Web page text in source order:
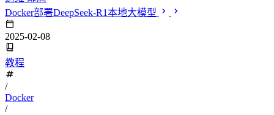
Docker部署DeepSeek-R1本地大模型
2025-02-08
教程
/
Docker
/